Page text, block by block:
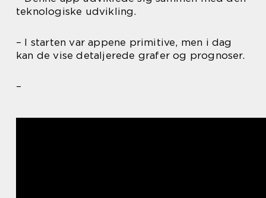
teknologiske udvikling.
– I starten var appene primitive, men i dag
kan de vise detaljerede grafer og prognoser.
–